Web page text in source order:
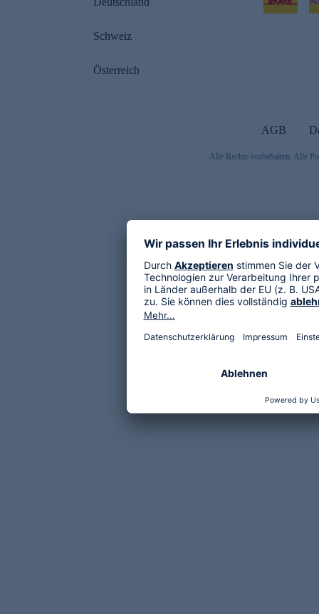
Schweiz
Österreich
AGB
Alle Rechte vorbehalten. Alle